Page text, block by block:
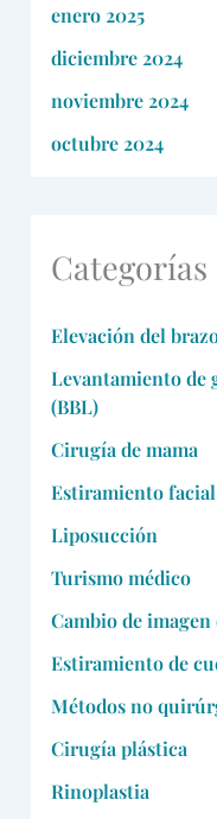
enero 2025
diciembre 2024
noviembre 2024
octubre 2024
Categorías
Elevación del
Levantamiento de
(BBL)
Cirugía de mama
Estiramiento facial
Liposucción
Turismo médico
Cambio de imagen
Estiramiento de
Métodos no
Cirugía plástica
Rinoplastia